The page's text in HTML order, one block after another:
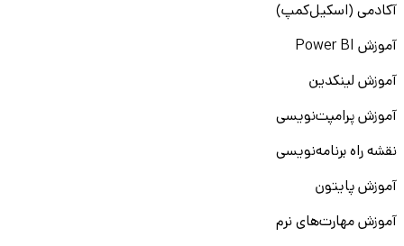
آکادمی (اسکیل‌کمپ)
آموزش Power BI
آموزش لینکدین
آموزش پرامپت‌نویسی
نقشه راه برنامه‌نویسی
آموزش پایتون
آموزش مهارت‌های نرم